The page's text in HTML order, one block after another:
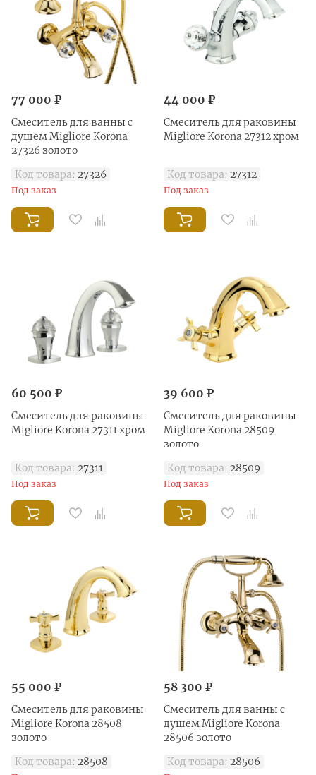
77 000 ₽
Смеситель для ванны с
душем Migliore Korona
27326 золото
Код товара: 27326
Под заказ
44 000 ₽
Смеситель для раковины
Migliore Korona 27312 хром
Код товара: 27312
Под заказ
60 500 ₽
Смеситель для раковины
Migliore Korona 27311 хром
Код товара: 27311
Под заказ
39 600 ₽
Смеситель для раковины
Migliore Korona 28509
золото
Код товара: 28509
Под заказ
55 000 ₽
Смеситель для раковины
Migliore Korona 28508
золото
Код товара: 28508
58 300 ₽
Смеситель для ванны с
душем Migliore Korona
28506 золото
Код товара: 28506